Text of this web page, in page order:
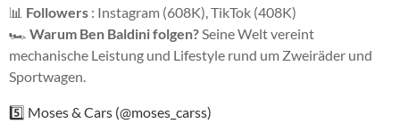
📊 Followers : Instagram (608K), TikTok (408K)
🏎 Warum Ben Baldini folgen? Seine Welt vereint
mechanische Leistung und Lifestyle rund um Zweiräder und
Sportwagen.
5️⃣ Moses & Cars (@moses_carss)